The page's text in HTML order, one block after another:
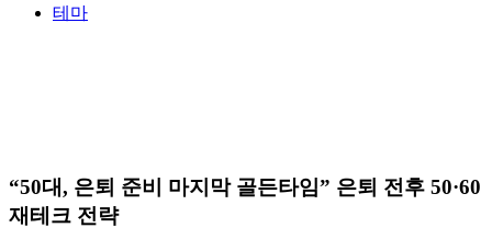
테마
“50대, 은퇴 준비 마지막 골든타임” 은퇴 전후 50·60
재테크 전략